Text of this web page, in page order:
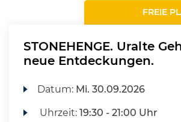
FREIE
STONEHENGE. Uralte
neue Entdeckungen.
Datum: Mi. 30.09.2026
Uhrzeit:19:30 - 21:00 Uhr